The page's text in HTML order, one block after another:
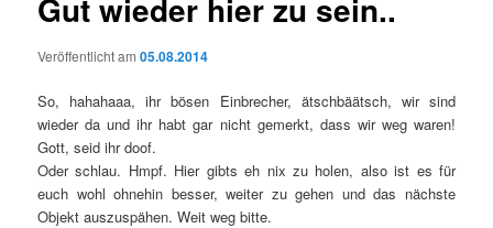
Gut wieder hier zu sein..
Veröffentlicht am05.08.2014
So, hahahaaa, ihr bösen Einbrecher, ätschbäätsch, wir sind
wieder da und ihr habt gar nicht gemerkt, dass wir weg waren!
Gott, seid ihr doof.
Oder schlau. Hmpf. Hier gibts eh nix zu holen, also ist es für
euch wohl ohnehin besser, weiter zu gehen und das nächste
Objekt auszuspähen. Weit weg bitte.